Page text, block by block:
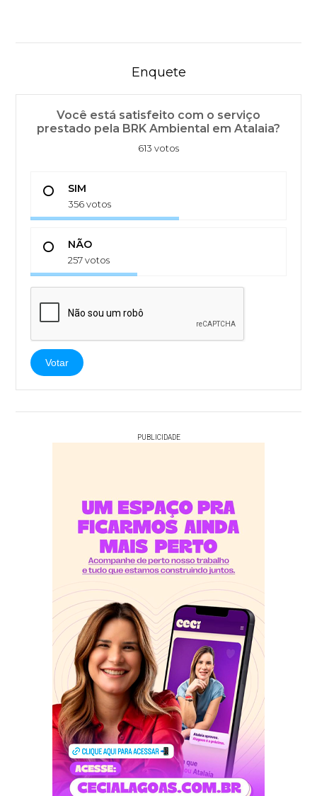
Enquete
Você está satisfeito com o serviço
prestado pela BRK Ambiental em Atalaia?
613 votos
SIM
356 votos
NÃO
257 votos
Votar
PUBLICIDADE